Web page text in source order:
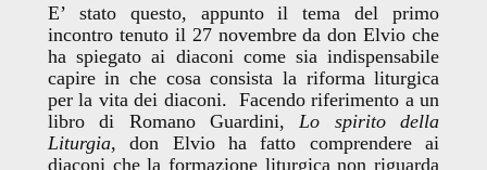
E’ stato questo, appunto il tema del primo
incontro tenuto il 27 novembre da don Elvio che
ha spiegato ai diaconi come sia indispensabile
capire in che cosa consista la riforma liturgica
per la vita dei diaconi. Facendo riferimento a un
libro di Romano Guardini, Lo spirito della
Liturgia, don Elvio ha fatto comprendere ai
diaconi che la formazione liturgica non riguarda